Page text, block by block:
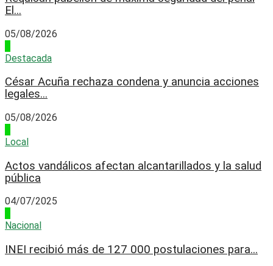
El...
05/08/2026
Destacada
César Acuña rechaza condena y anuncia acciones
legales...
05/08/2026
Local
Actos vandálicos afectan alcantarillados y la salud
pública
04/07/2025
Nacional
INEI recibió más de 127 000 postulaciones para...